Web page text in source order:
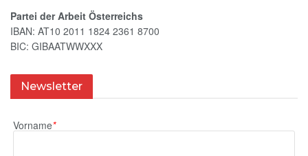
Partei der Arbeit Österreichs
IBAN: AT10 2011 1824 2361 8700
BIC: GIBAATWWXXX
Newsletter
Vorname*